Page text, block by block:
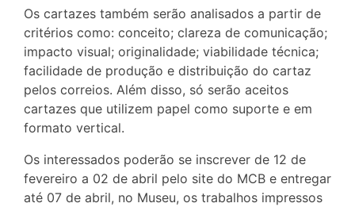
Os cartazes também serão analisados a partir de
critérios como: conceito; clareza de comunicação;
impacto visual; originalidade; viabilidade técnica;
facilidade de produção e distribuição do cartaz
pelos correios. Além disso, só serão aceitos
cartazes que utilizem papel como suporte e em
formato vertical.
Os interessados poderão se inscrever de 12 de
fevereiro a 02 de abril pelo site do MCB e entregar
até 07 de abril, no Museu, os trabalhos impressos